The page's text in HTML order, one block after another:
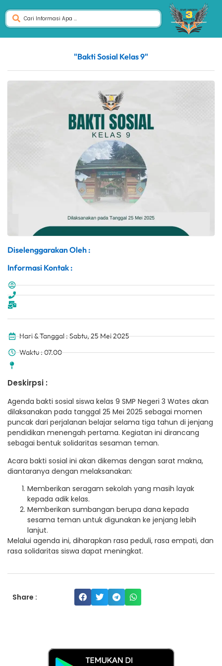
"Bakti Sosial Kelas 9"
Diselenggarakan Oleh :
Informasi Kontak :
Hari & Tanggal : Sabtu, 25 Mei 2025
Waktu : 07.00
Deskirpsi :
Agenda bakti sosial siswa kelas 9 SMP Negeri 3 Wates akan
dilaksanakan pada tanggal 25 Mei 2025 sebagai momen
puncak dari perjalanan belajar selama tiga tahun di jenjang
pendidikan menengah pertama. Kegiatan ini dirancang
sebagai bentuk solidaritas sesaman teman.
Acara bakti sosial ini akan dikemas dengan sarat makna,
diantaranya dengan melaksanakan:
Memberikan seragam sekolah yang masih layak
kepada adik kelas.
Memberikan sumbangan berupa dana kepada
sesama teman untuk digunakan ke jenjang lebih
lanjut.
Melalui agenda ini, diharapkan rasa peduli, rasa empati, dan
rasa solidaritas siswa dapat meningkat.
Share :